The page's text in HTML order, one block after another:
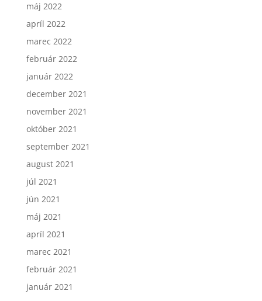
máj 2022
apríl 2022
marec 2022
február 2022
január 2022
december 2021
november 2021
október 2021
september 2021
august 2021
júl 2021
jún 2021
máj 2021
apríl 2021
marec 2021
február 2021
január 2021